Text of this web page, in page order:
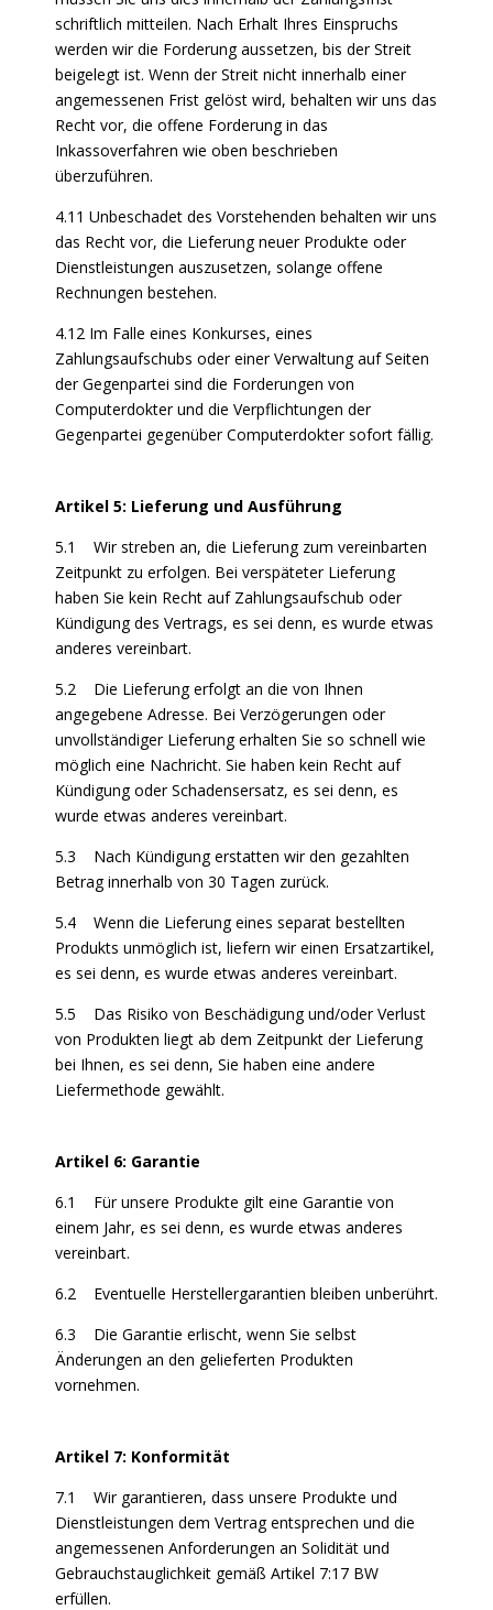
schriftlich mitteilen. Nach Erhalt Ihres Einspruchs
werden wir die Forderung aussetzen, bis der Streit
beigelegt ist. Wenn der Streit nicht innerhalb einer
angemessenen Frist gelöst wird, behalten wir uns das
Recht vor, die offene Forderung in das
Inkassoverfahren wie oben beschrieben
überzuführen.
4.11 Unbeschadet des Vorstehenden behalten wir uns
das Recht vor, die Lieferung neuer Produkte oder
Dienstleistungen auszusetzen, solange offene
Rechnungen bestehen.
4.12 Im Falle eines Konkurses, eines
Zahlungsaufschubs oder einer Verwaltung auf Seiten
der Gegenpartei sind die Forderungen von
Computerdokter und die Verpflichtungen der
Gegenpartei gegenüber Computerdokter sofort fällig.
Artikel 5: Lieferung und Ausführung
5.1 Wir streben an, die Lieferung zum vereinbarten
Zeitpunkt zu erfolgen. Bei verspäteter Lieferung
haben Sie kein Recht auf Zahlungsaufschub oder
Kündigung des Vertrags, es sei denn, es wurde etwas
anderes vereinbart.
5.2 Die Lieferung erfolgt an die von Ihnen
angegebene Adresse. Bei Verzögerungen oder
unvollständiger Lieferung erhalten Sie so schnell wie
möglich eine Nachricht. Sie haben kein Recht auf
Kündigung oder Schadensersatz, es sei denn, es
wurde etwas anderes vereinbart.
5.3 Nach Kündigung erstatten wir den gezahlten
Betrag innerhalb von 30 Tagen zurück.
5.4 Wenn die Lieferung eines separat bestellten
Produkts unmöglich ist, liefern wir einen Ersatzartikel,
es sei denn, es wurde etwas anderes vereinbart.
5.5 Das Risiko von Beschädigung und/oder Verlust
von Produkten liegt ab dem Zeitpunkt der Lieferung
bei Ihnen, es sei denn, Sie haben eine andere
Liefermethode gewählt.
Artikel 6: Garantie
6.1 Für unsere Produkte gilt eine Garantie von
einem Jahr, es sei denn, es wurde etwas anderes
vereinbart.
6.2 Eventuelle Herstellergarantien bleiben unberührt.
6.3 Die Garantie erlischt, wenn Sie selbst
Änderungen an den gelieferten Produkten
vornehmen.
Artikel 7: Konformität
7.1 Wir garantieren, dass unsere Produkte und
Dienstleistungen dem Vertrag entsprechen und die
angemessenen Anforderungen an Solidität und
Gebrauchstauglichkeit gemäß Artikel 7:17 BW
erfüllen.